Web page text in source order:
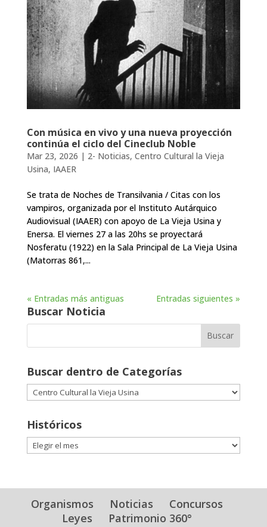
Con música en vivo y una nueva proyección
continúa el ciclo del Cineclub Noble
Mar 23, 2026 | 2- Noticias, Centro Cultural la Vieja
Usina, IAAER
Se trata de Noches de Transilvania / Citas con los
vampiros, organizada por el Instituto Autárquico
Audiovisual (IAAER) con apoyo de La Vieja Usina y
Enersa. El viernes 27 a las 20hs se proyectará
Nosferatu (1922) en la Sala Principal de La Vieja Usina
(Matorras 861,...
« Entradas más antiguas Entradas siguientes »
Buscar Noticia
Buscar dentro de Categorías
Buscar
dentro
Categorías
Históricos
Históricos
Organismos Noticias
Concursos
Leyes
Patrimonio 360°